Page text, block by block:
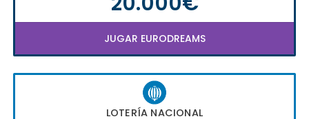
JUGAR EURODREAMS
LOTERÍA NACIONAL